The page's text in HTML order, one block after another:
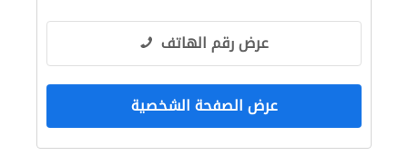
عرض رقم الهاتف
عرض الصفحة الشخصية